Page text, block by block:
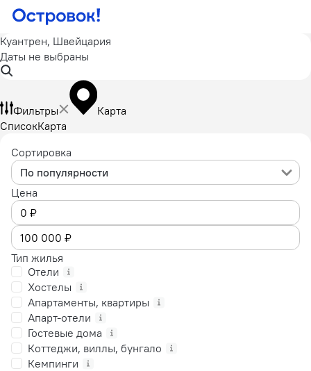
Куантрен, Швейцария
Даты не выбраны
Фильтры
Карта
СписокКарта
Сортировка
По популярности
Цена
Тип жилья
Отели
Хостелы
Апартаменты, квартиры
Апарт-отели
Гостевые дома
Коттеджи, виллы, бунгало
Кемпинги